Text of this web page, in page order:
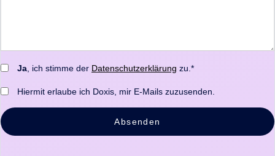
Ja , ich stimme der Datenschutzerklärung zu.*
Hiermit erlaube ich Doxis, mir E-Mails zuzusenden.
Absenden